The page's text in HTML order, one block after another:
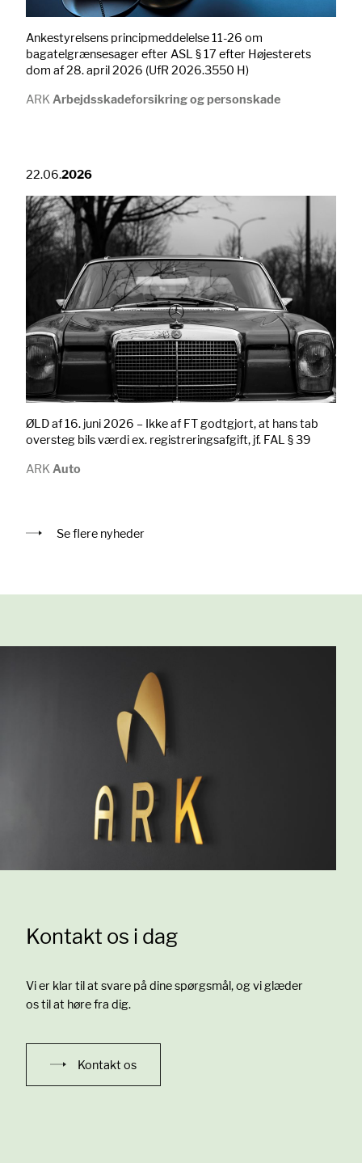
Ankestyrelsens principmeddelelse 11-26 om
bagatelgrænsesager efter ASL § 17 efter Højesterets
dom af 28. april 2026 (UfR 2026.3550 H)
ARK Arbejdsskadeforsikring og personskade
22.06.2026
ØLD af 16. juni 2026 – Ikke af FT godtgjort, at hans tab
oversteg bils værdi ex. registreringsafgift, jf. FAL § 39
ARKAuto
Se flere nyheder
Kontakt os i dag
Vi er klar til at svare på dine spørgsmål, og vi glæder
os til at høre fra dig.
Kontakt os